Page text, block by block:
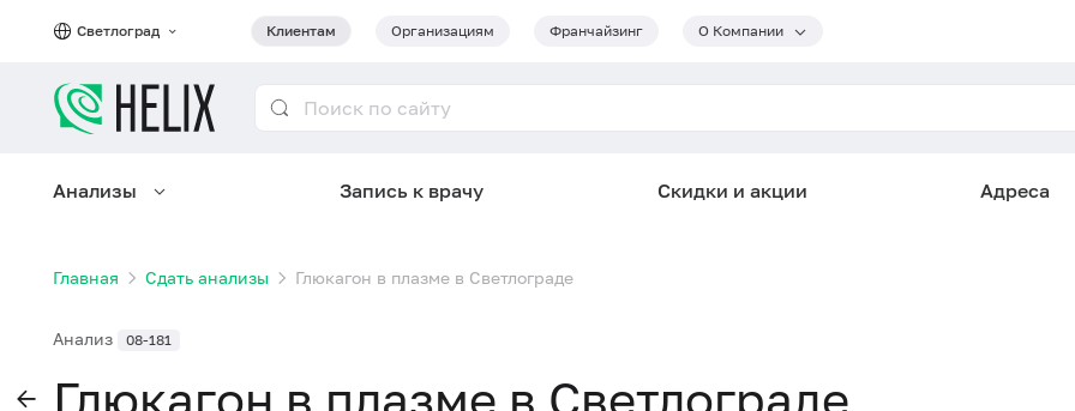
Светлоград Клиентам Организациям Франчайзинг О Компании
Анализы Запись к врачу Скидки и акции Адреса
Главная Сдать анализы Глюкагон в плазме в Светлограде
Анализ 08-181
Глюкагон в плазме в Светлограде